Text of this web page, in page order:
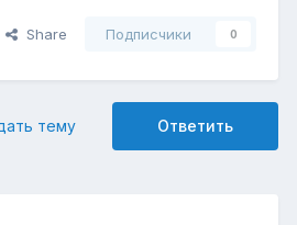
Share Подписчики 0
Ответить
тему